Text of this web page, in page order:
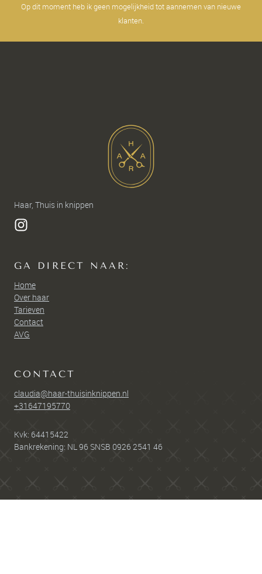
Op dit moment heb ik geen mogelijkheid tot aannemen van nieuwe
klanten.
Haar, Thuis in knippen
GA DIRECT NAAR:
Home
Over haar
Tarieven
Contact
AVG
CONTACT
claudia@haar-thuisinknippen.nl
+31647195770
Kvk: 64415422
Bankrekening: NL 96 SNSB 0926 2541 46